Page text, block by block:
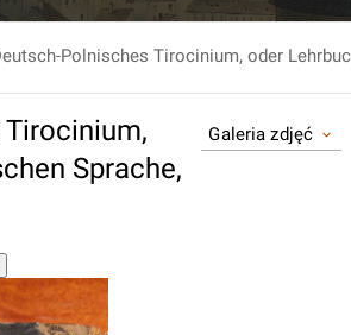
Sprache,
Galeria zdjęć